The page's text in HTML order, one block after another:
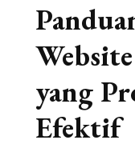
yang
Efektif